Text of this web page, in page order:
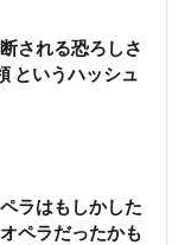
される恐ろしさ
というハッシュ
ラはもしかした
ペラだったかも